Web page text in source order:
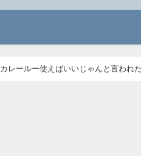
カレールー使えばいいじゃんと言われ